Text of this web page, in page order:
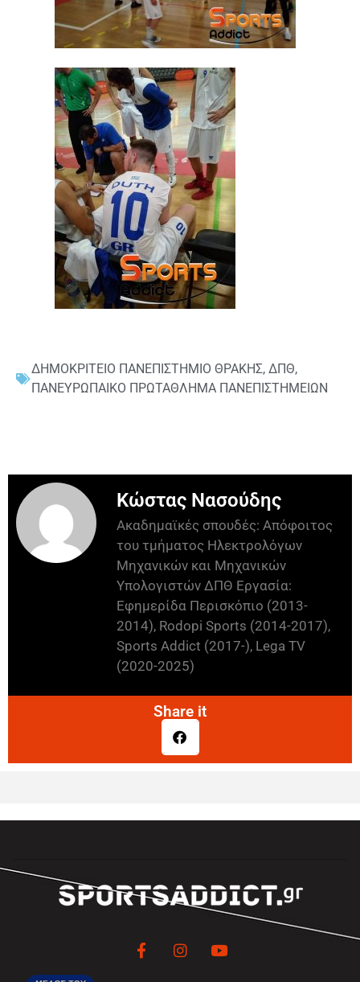
ΔΗΜΟΚΡΙΤΕΙΟ ΠΑΝΕΠΙΣΤΗΜΙΟ ΘΡΑΚΗΣ, ΔΠΘ,
ΠΑΝΕΥΡΩΠΑΙΚΟ ΠΡΩΤΑΘΛΗΜΑ ΠΑΝΕΠΙΣΤΗΜΕΙΩΝ
Κώστας Νασούδης
Ακαδημαϊκές σπουδές: Απόφοιτος
του τμήματος Ηλεκτρολόγων
Μηχανικών και Μηχανικών
Υπολογιστών ΔΠΘ Εργασία:
Εφημερίδα Περισκόπιο (2013-
2014), Rodopi Sports (2014-2017),
Sports Addict (2017-), Lega TV
(2020-2025)
Share it